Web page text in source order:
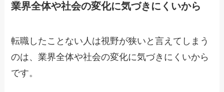
業界全体や社会の変化に気づきにくいから
転職したことない人は視野が狭いと言えてしまう
のは、業界全体や社会の変化に気づきにくいから
です。